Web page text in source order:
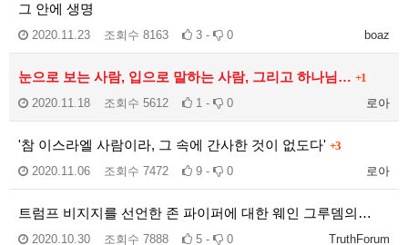
그 안에 생명
boaz
2020.11.23 조회수 8163 3 - 0
눈으로 보는 사람, 입으로 말하는 사람, 그리고 하나님… +1
로아
2020.11.18 조회수 5612 1 - 0
'참 이스라엘 사람이라, 그 속에 간사한 것이 없도다' +3
로아
2020.11.06 조회수 7472 9 - 0
트럼프 비지지를 선언한 존 파이퍼에 대한 웨인 그루뎀의…
TruthForum
2020.10.30 조회수 7888 5 - 0